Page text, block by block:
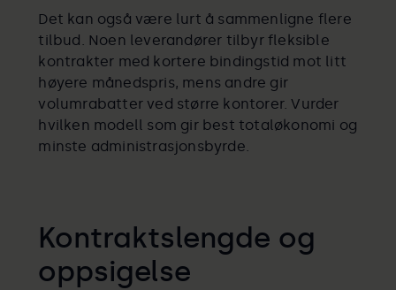
Det kan også være lurt å sammenligne flere
tilbud. Noen leverandører tilbyr fleksible
kontrakter med kortere bindingstid mot litt
høyere månedspris, mens andre gir
volumrabatter ved større kontorer. Vurder
hvilken modell som gir best totaløkonomi og
minste administrasjonsbyrde.
Kontraktslengde og
oppsigelse